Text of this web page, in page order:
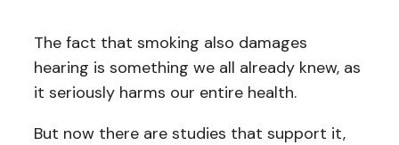
The fact that smoking also damages
hearing is something we all already knew, as
it seriously harms our entire health.
But now there are studies that support it,